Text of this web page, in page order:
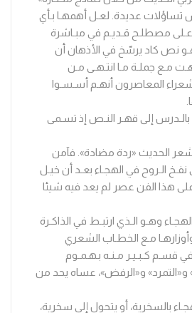
تساؤلات عديدة. لعـل أهمهـا بـأي
عـلى مصطلـح قـديـم في مبـاشرة
نص كاد يرسّخ في الأذهان أن
مـع جملـة مـا انتـهـى مـن
المعاصرون أنهـم أسـسـوا
بالـدرس إلى قهـر النـص إذ تسـمى
الحديث «ردة مضادة». فآمن
الـروح في الهجـاء بعـد أن خيـل
على هذا الفن عصر لم يعد فيه شيئا
وهـو الـذي ارتبـط في الذاكـرة
وأوزارهـا مـع الخطـاب الشعري
قسـم كـبـيـر مـنـه بـهـمـوم
و«التمرد» و«الرفض»، عساه يحد من
بالسخرية، أو يتحول إلى سخرية،